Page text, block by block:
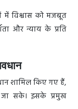
विश्वास को मजबूत
और न्याय के प्रति
शामिल किए गए हैं,
सके। इसके प्रमुख